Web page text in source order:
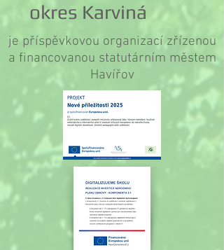
okres Karviná
je příspěvkovou organizací zřízenou
a financovanou statutárním městem
Havířov